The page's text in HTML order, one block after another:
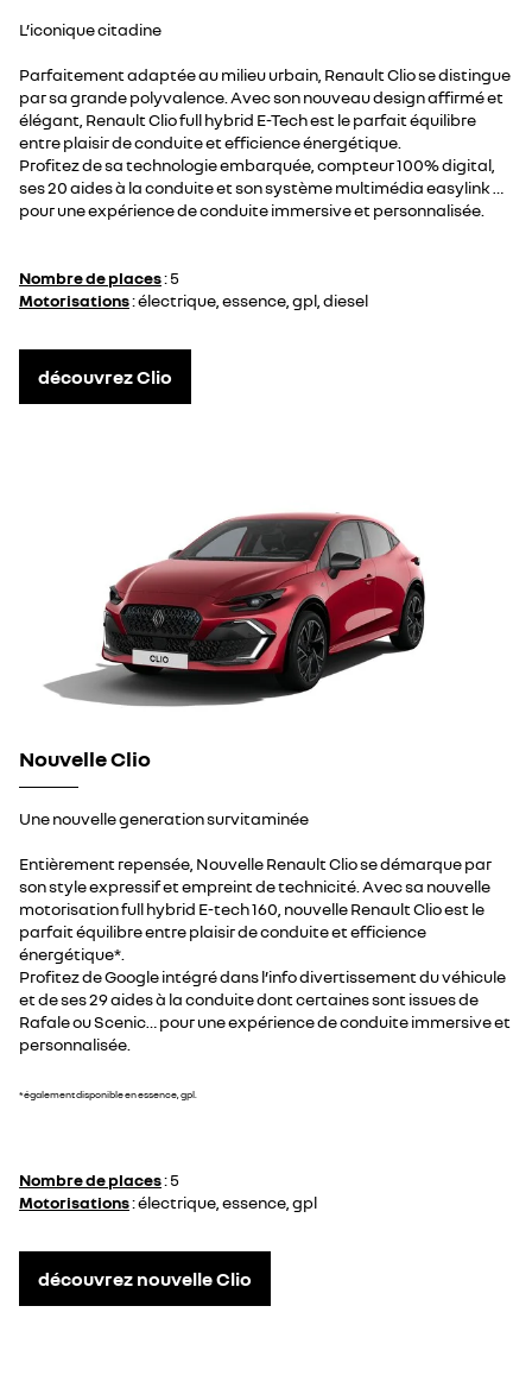
L’iconique citadine
Parfaitement adaptée au milieu urbain, Renault Clio se distingue
par sa grande polyvalence. Avec son nouveau design affirmé et
élégant, Renault Clio full hybrid E-Tech est le parfait équilibre
entre plaisir de conduite et efficience énergétique.
Profitez de sa technologie embarquée, compteur 100% digital,
ses 20 aides à la conduite et son système multimédia easylink …
pour une expérience de conduite immersive et personnalisée.
Nombre de places: 5
Motorisations: électrique, essence, gpl, diesel
découvrez Clio
Nouvelle Clio
Une nouvelle generation survitaminée
Entièrement repensée, Nouvelle Renault Clio se démarque par
son style expressif et empreint de technicité. Avec sa nouvelle
motorisation full hybrid E-tech 160, nouvelle Renault Clio est le
parfait équilibre entre plaisir de conduite et efficience
énergétique*.
Profitez de Google intégré dans l’info divertissement du véhicule
et de ses 29 aides à la conduite dont certaines sont issues de
Rafale ou Scenic… pour une expérience de conduite immersive et
personnalisée.
*également disponible en essence, gpl.
Nombre de places: 5
Motorisations: électrique, essence, gpl
découvrez nouvelle Clio